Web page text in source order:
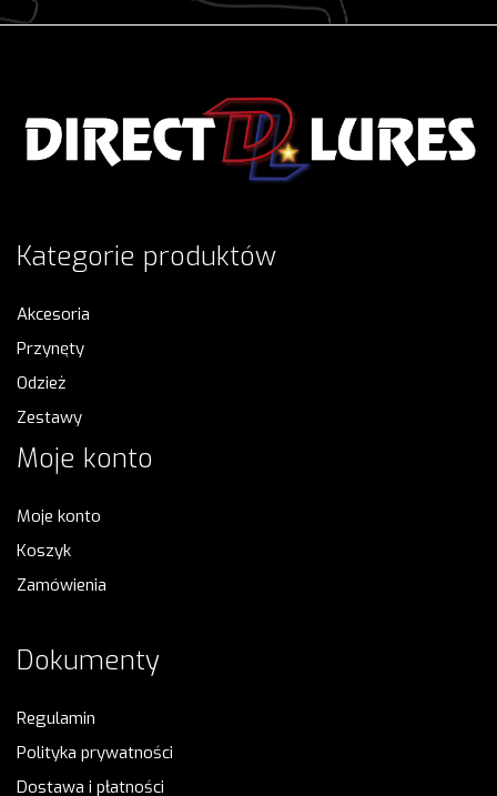
Kategorie produktów
Akcesoria
Przynęty
Odzież
Zestawy
Moje konto
Moje konto
Koszyk
Zamówienia
Dokumenty
Regulamin
Polityka prywatności
Dostawa i płatności